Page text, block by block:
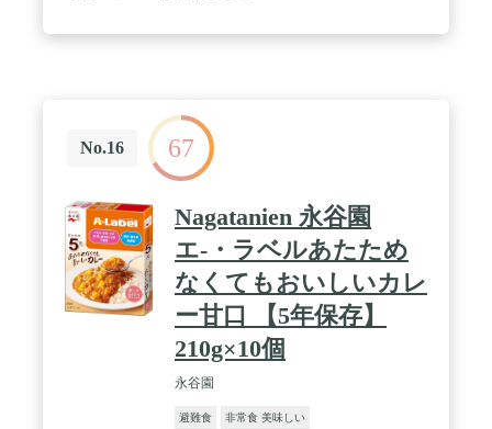
No.16 67
Nagatanien 永谷園
エ-・ラベルあたため
なくてもおいしいカレ
ー甘口 【5年保存】
210g×10個
永谷園
避難食 非常食 美味しい